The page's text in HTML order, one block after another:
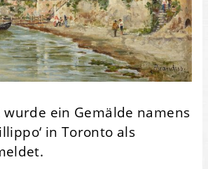
wurde ein Gemälde namens
in Toronto als